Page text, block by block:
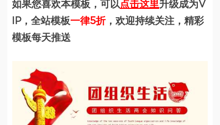
如果您喜欢本模板，可以点击这里升级成为V
IP，全站模板一律5折，欢迎持续关注，精彩
模板每天推送